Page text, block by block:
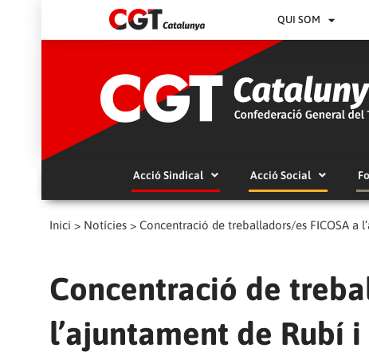
QUI SOM
Acció Sindical Acció Social
Inici > Notícies > Concentració de treballadors/es FICOSA a
Concentració de
l’ajuntament de Rubí